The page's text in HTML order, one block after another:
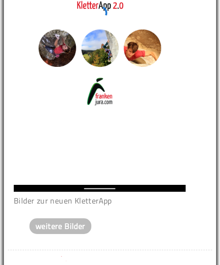
Bilder zur neuen KletterApp
weitere Bilder